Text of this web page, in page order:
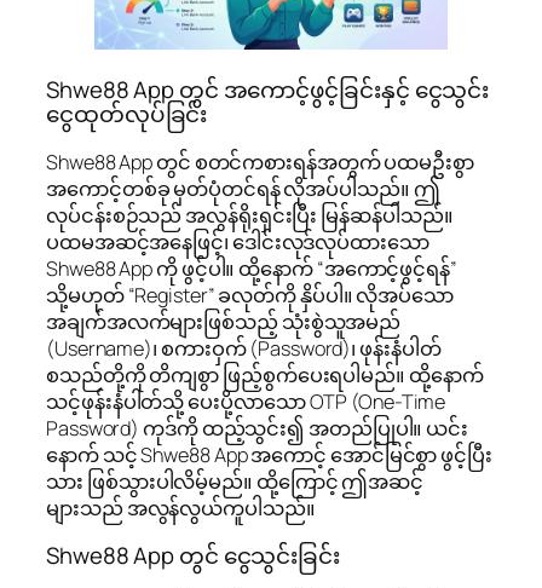
Shwe88 App တွင် အကောင့်ဖွင့်ခြင်းနှင့် ငွေသွင်း
ငွေထုတ်လုပ်ခြင်း
Shwe88 App တွင် စတင်ကစားရန်အတွက် ပထမဦးစွာ
အကောင့်တစ်ခု မှတ်ပုံတင်ရန် လိုအပ်ပါသည်။ ဤ
လုပ်ငန်းစဉ်သည် အလွန်ရိုးရှင်းပြီး မြန်ဆန်ပါသည်။
ပထမအဆင့်အနေဖြင့်၊ ဒေါင်းလုဒ်လုပ်ထားသော
Shwe88 App ကို ဖွင့်ပါ။ ထို့နောက် “အကောင့်ဖွင့်ရန်”
သို့မဟုတ် “Register” ခလုတ်ကို နှိပ်ပါ။ လိုအပ်သော
အချက်အလက်များဖြစ်သည့် သုံးစွဲသူအမည်
(Username)၊ စကားဝှက် (Password)၊ ဖုန်းနံပါတ်
စသည်တို့ကို တိကျစွာ ဖြည့်စွက်ပေးရပါမည်။ ထို့နောက်
သင့်ဖုန်းနံပါတ်သို့ ပေးပို့လာသော OTP (One-Time
Password) ကုဒ်ကို ထည့်သွင်း၍ အတည်ပြုပါ။ ယင်း
နောက် သင့် Shwe88 App အကောင့် အောင်မြင်စွာ ဖွင့်ပြီး
သား ဖြစ်သွားပါလိမ့်မည်။ ထို့ကြောင့် ဤအဆင့်
များသည် အလွန်လွယ်ကူပါသည်။
Shwe88 App တွင် ငွေသွင်းခြင်း